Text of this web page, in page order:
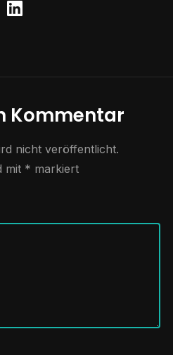
Kommentar
nicht veröffentlicht.
mit * markiert